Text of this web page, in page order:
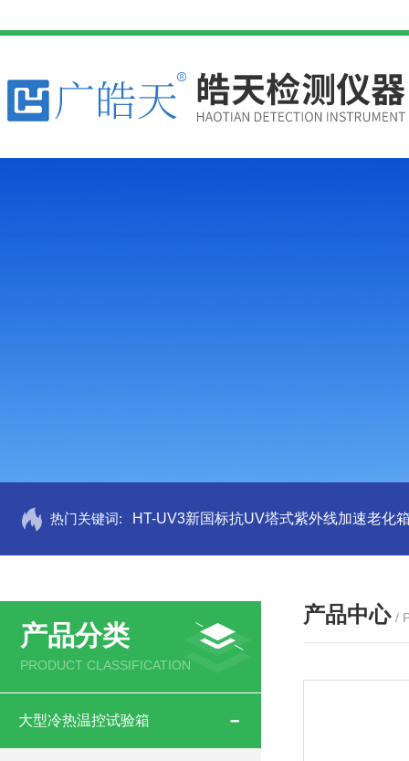
热门关键词: HT-UV3新国标抗UV塔式紫外线加速老化
产品分类
PRODUCT CLASSIFICATION
大型冷热温控试验箱
产品中心 /